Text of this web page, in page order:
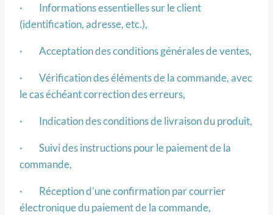
· Informations essentielles sur le client
(identification, adresse, etc.),
· Acceptation des conditions générales de ventes,
· Vérification des éléments de la commande, avec
le cas échéant correction des erreurs,
· Indication des conditions de livraison du produit,
· Suivi des instructions pour le paiement de la
commande,
· Réception d’une confirmation par courrier
électronique du paiement de la commande,